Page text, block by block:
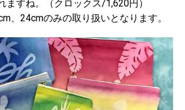
ますね。（クロックス/1,620円）
、24cmのみの取り扱いとなります。